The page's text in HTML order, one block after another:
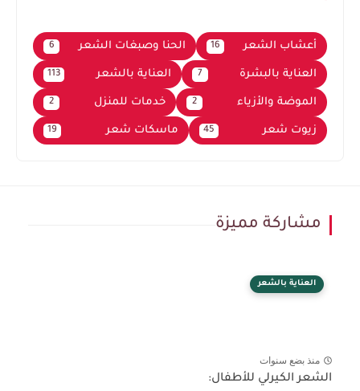
أعشاب الشعر 16 الحنا وصبغات الشعر 6
العناية بالبشرة العناية بالشعر
الموضة والأزياء خدمات للمنزل
زيوت شعر ماسكات شعر
مشاركة مميزة
العناية بالشعر
منذ بضع سنوات
الكيرلي للأطفال: